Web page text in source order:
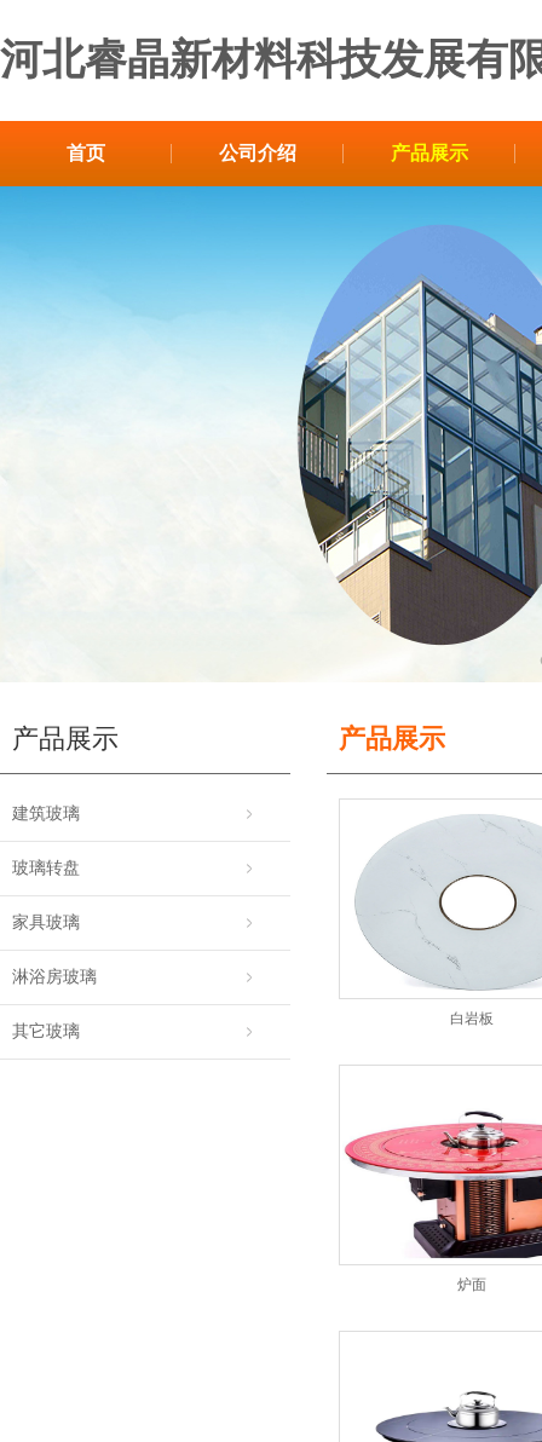
河北睿晶新材料科技发展有
首页 公司介绍 产品展示
产品展示
建筑玻璃
玻璃转盘
家具玻璃
淋浴房玻璃
其它玻璃
产品展示
白岩板
炉面